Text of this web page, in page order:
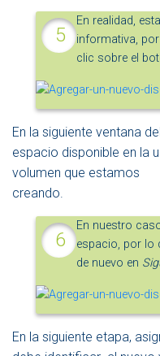
En realidad,
informativa,
clic sobre el
En la siguiente ventana
espacio disponible en la
volumen que estamos
creando.
En nuestro
espacio, por lo
de nuevo en
En la siguiente etapa,